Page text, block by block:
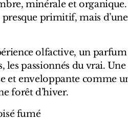
minérale et
primitif, mais
olfactive, un
les passionnés du vrai.
et enveloppante comme
forêt d’hiver.
fumé